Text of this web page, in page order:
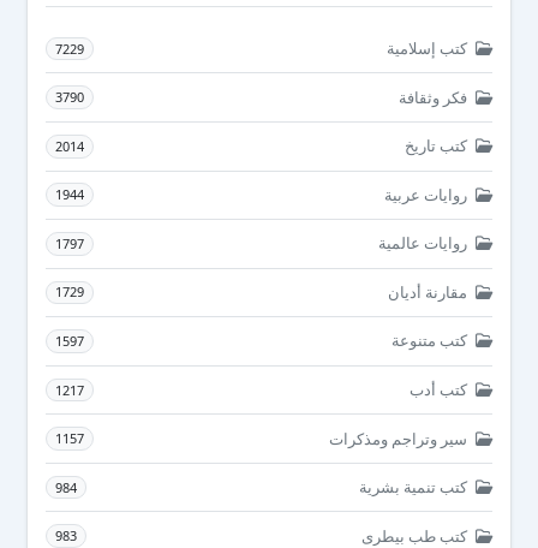
كتب إسلامية 7229
فكر وثقافة 3790
كتب تاريخ 2014
روايات عربية 1944
روايات عالمية 1797
مقارنة أديان 1729
كتب متنوعة 1597
كتب أدب 1217
سير وتراجم ومذكرات 1157
كتب تنمية بشرية 984
كتب طب بيطرى 983